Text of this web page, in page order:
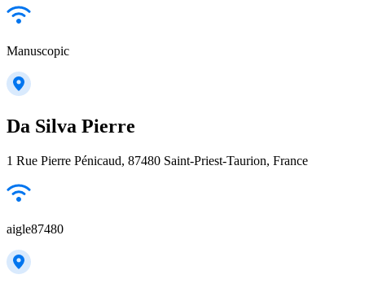
Manuscopic
Da Silva Pierre
1 Rue Pierre Pénicaud, 87480 Saint-Priest-Taurion, France
aigle87480